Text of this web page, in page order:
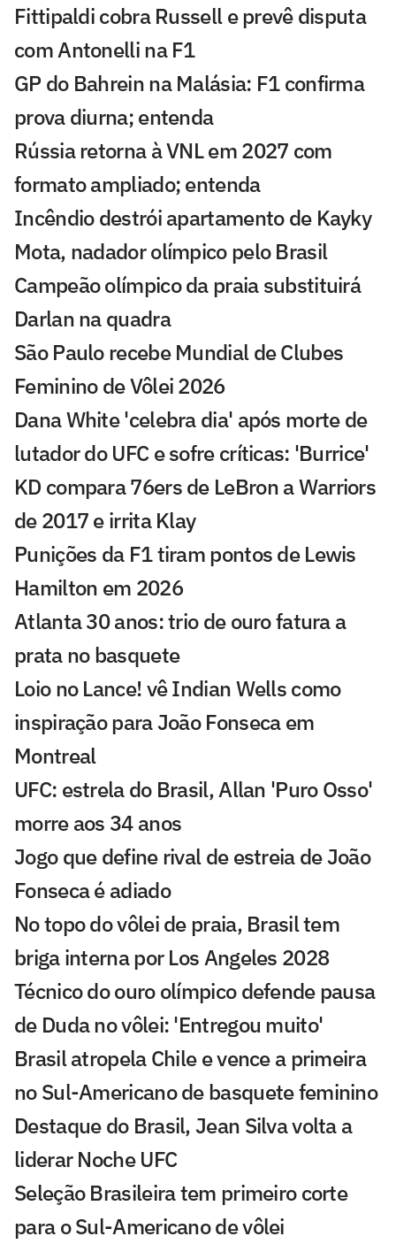
Fittipaldi cobra Russell e prevê disputa
com Antonelli na F1
GP do Bahrein na Malásia: F1 confirma
prova diurna; entenda
Rússia retorna à VNL em 2027 com
formato ampliado; entenda
Incêndio destrói apartamento de Kayky
Mota, nadador olímpico pelo Brasil
Campeão olímpico da praia substituirá
Darlan na quadra
São Paulo recebe Mundial de Clubes
Feminino de Vôlei 2026
Dana White 'celebra dia' após morte de
lutador do UFC e sofre críticas: 'Burrice'
KD compara 76ers de LeBron a Warriors
de 2017 e irrita Klay
Punições da F1 tiram pontos de Lewis
Hamilton em 2026
Atlanta 30 anos: trio de ouro fatura a
prata no basquete
Loio no Lance! vê Indian Wells como
inspiração para João Fonseca em
Montreal
UFC: estrela do Brasil, Allan 'Puro Osso'
morre aos 34 anos
Jogo que define rival de estreia de João
Fonseca é adiado
No topo do vôlei de praia, Brasil tem
briga interna por Los Angeles 2028
Técnico do ouro olímpico defende pausa
de Duda no vôlei: 'Entregou muito'
Brasil atropela Chile e vence a primeira
no Sul-Americano de basquete feminino
Destaque do Brasil, Jean Silva volta a
liderar Noche UFC
Seleção Brasileira tem primeiro corte
para o Sul-Americano de vôlei